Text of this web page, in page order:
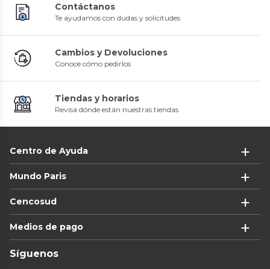
Contáctanos
Te ayudamos con dudas y solicitudes
Cambios y Devoluciones
Conoce cómo pedirlos
Tiendas y horarios
Revisa dónde están nuestras tiendas
Centro de Ayuda
Mundo Paris
Cencosud
Medios de pago
Síguenos